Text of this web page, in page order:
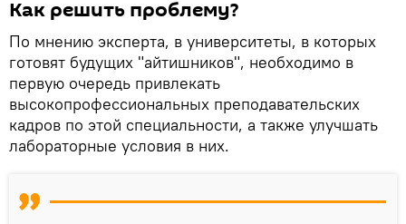
Как решить проблему?
По мнению эксперта, в университеты, в которых
готовят будущих "айтишников", необходимо в
первую очередь привлекать
высокопрофессиональных преподавательских
кадров по этой специальности, а также улучшать
лабораторные условия в них.